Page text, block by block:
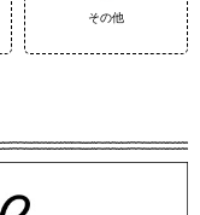
その他